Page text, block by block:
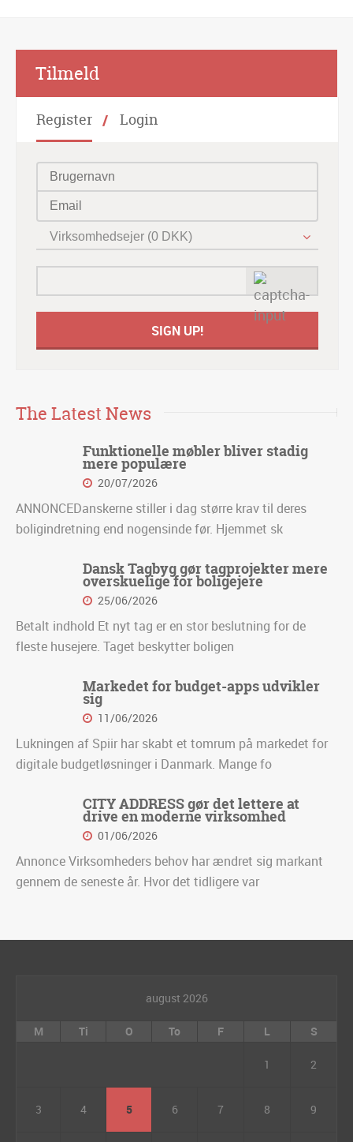
Tilmeld
Register Login
Virksomhedsejer (0 DKK)
The Latest News
Funktionelle møbler bliver stadig
mere populære
20/07/2026
ANNONCEDanskerne stiller i dag større krav til deres
boligindretning end nogensinde før. Hjemmet sk
Dansk Tagbyg gør tagprojekter mere
overskuelige for boligejere
25/06/2026
Betalt indhold Et nyt tag er en stor beslutning for de
fleste husejere. Taget beskytter boligen
Markedet for budget-apps udvikler
sig
11/06/2026
Lukningen af Spiir har skabt et tomrum på markedet for
digitale budgetløsninger i Danmark. Mange fo
CITY ADDRESS gør det lettere at
drive en moderne virksomhed
01/06/2026
Annonce Virksomheders behov har ændret sig markant
gennem de seneste år. Hvor det tidligere var
august 2026
M Ti O To F L S
1 2
3 4 5 6 7 8 9